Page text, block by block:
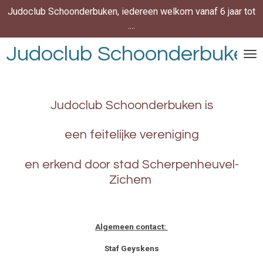
Ga
naar
de
Judoclub Schoonderbuken
Judoclub Schoonderbuken, iedereen welkom vanaf 6 jaar tot
....
Judoclub Schoonderbuken is
een feitelijke vereniging
en erkend door stad Scherpenheuvel-
Zichem
Algemeen contact:
Staf Geyskens